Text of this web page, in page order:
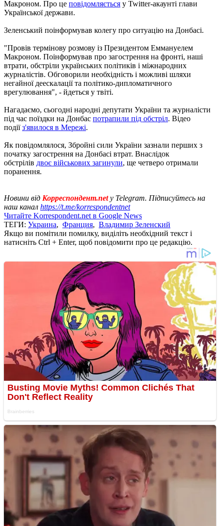
Макроном. Про це повідомляється у Twitter-акаунті глави
Української держави.
Зеленський поінформував колегу про ситуацію на Донбасі.
"Провів термінову розмову із Президентом Еммануелем
Макроном. Поінформував про загострення на фронті, наші
втрати, обстріли українських політиків і міжнародних
журналістів. Обговорили необхідність і можливі шляхи
негайної деескалації та політико-дипломатичного
врегулювання", - йдеться у твіті.
Нагадаємо, сьогодні народні депутати України та журналісти
під час поїздки на Донбас потрапили під обстріл. Відео
подіїз'явилося в Мережі.
Як повідомлялося, Збройні сили України зазнали перших з
початку загострення на Донбасі втрат. Внаслідок
обстрілів двоє військових загинули, ще четверо отримали
поранення.
Новини від Корреспондент.netу Telegram. Підписуйтесь на
наш канал https://t.me/korrespondentnet
Читайте Korrespondent.net в Google News
ТЕГИ: Украина, Франция, Владимир Зеленский
Якщо ви помітили помилку, виділіть необхідний текст і
натисніть Ctrl + Enter, щоб повідомити про це редакцію.